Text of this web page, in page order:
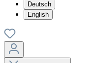
Deutsch
English